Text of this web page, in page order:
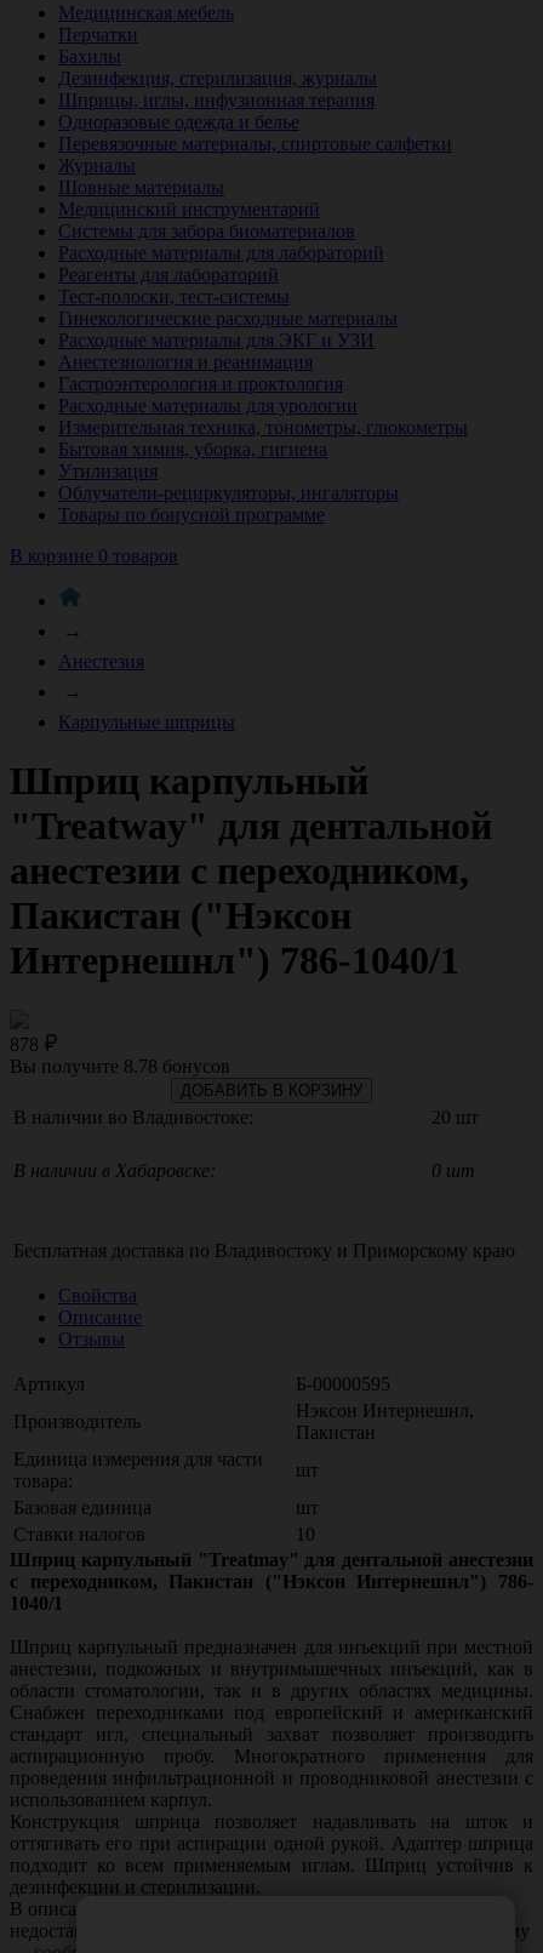
Медицинская мебель
Перчатки
Бахилы
Дезинфекция, стерилизация, журналы
Шприцы, иглы, инфузионная терапия
Одноразовые одежда и белье
Перевязочные материалы, спиртовые салфетки
Журналы
Шовные материалы
Медицинский инструментарий
Системы для забора биоматериалов
Расходные материалы для лабораторий
Реагенты для лабораторий
Тест-полоски, тест-системы
Гинекологические расходные материалы
Расходные материалы для ЭКГ и УЗИ
Анестезиология и реанимация
Гастроэнтерология и проктология
Расходные материалы для урологии
Измерительная техника, тонометры, глюкометры
Бытовая химия, уборка, гигиена
Утилизация
Облучатели-рециркуляторы, ингаляторы
Товары по бонусной программе
В корзине 0 товаров
→
Анестезия
→
Карпульные шприцы
Шприц карпульный
"Treatway" для дентальной
анестезии с переходником,
Пакистан ("Нэксон
Интернешнл") 786-1040/1
878
Вы получите 8.78 бонусов
ДОБАВИТЬ В КОРЗИНУ
В наличии во Владивостоке: 20 шт
В наличии в Хабаровске: 0 шт
Бесплатная доставка по Владивостоку и Приморскому краю
Свойства
Описание
Отзывы
Артикул
Б-00000595
Производитель
Нэксон Интернешнл,
Пакистан
Единица измерения для части
товара:
шт
Базовая единица
шт
Ставки налогов
10
Шприц карпульный "Treatmay" для дентальной анестезии
с переходником, Пакистан ("Нэксон Интернешнл") 786-
1040/1
Шприц карпульный предназначен для инъекций при местной
анестезии, подкожных и внутримышечных инъекций, как в
области стоматологии, так и в других областях медицины.
Снабжен переходниками под европейский и американский
стандарт игл, специальный захват позволяет производить
аспирационную пробу. Многократного применения для
проведения инфильтрационной и проводниковой анестезии с
использованием карпул.
Конструкция шприца позволяет надавливать на шток и
оттягивать его при аспирации одной рукой. Адаптер шприца
подходит ко всем применяемым иглам. Шприц устойчив к
дезинфекции и стерилизации.
В описании товара могут иметь место неточности или
недостающая информация. Если вы заметили такую проблему